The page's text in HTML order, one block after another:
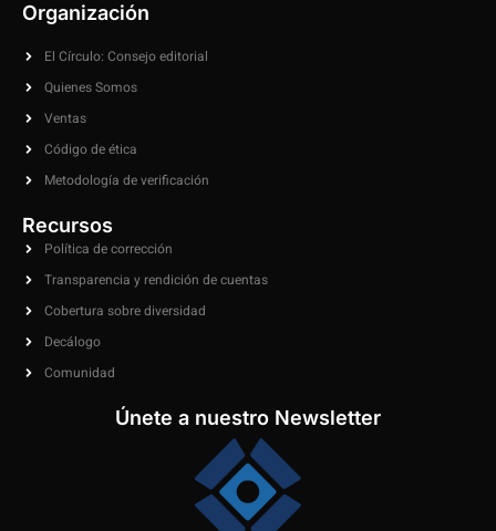
Organización
El Círculo: Consejo editorial
Quienes Somos
Ventas
Código de ética
Metodología de verificación
Recursos
Política de corrección
Transparencia y rendición de cuentas
Cobertura sobre diversidad
Decálogo
Comunidad
Únete a nuestro Newsletter